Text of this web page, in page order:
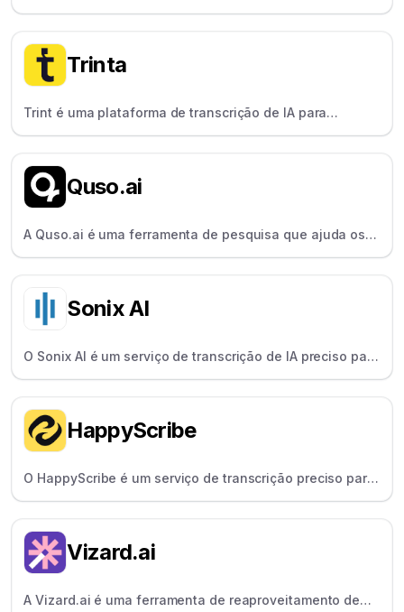
animados usando vozes e avatares de IA, projetada
Trinta
Trint é uma plataforma de transcrição de IA para
jornalistas e pesquisadores que converte áudio e vídeo
Quso.ai
A Quso.ai é uma ferramenta de pesquisa que ajuda os
criadores a transformar instantaneamente os vídeos do
Sonix AI
O Sonix AI é um serviço de transcrição de IA preciso para
produtores e jornalistas, com suporte para mais de 40
HappyScribe
O HappyScribe é um serviço de transcrição preciso para
jornalistas e criadores, que oferece opções de
Vizard.ai
A Vizard.ai é uma ferramenta de reaproveitamento de